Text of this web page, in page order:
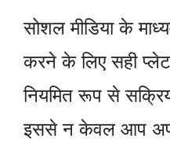
सोशल मीडिया के
करने के लिए सही
नियमित रूप से
इससे न केवल आप